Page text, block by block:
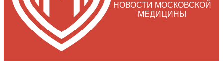
НОВОСТИ МОСКОВСКОЙ
МЕДИЦИНЫ